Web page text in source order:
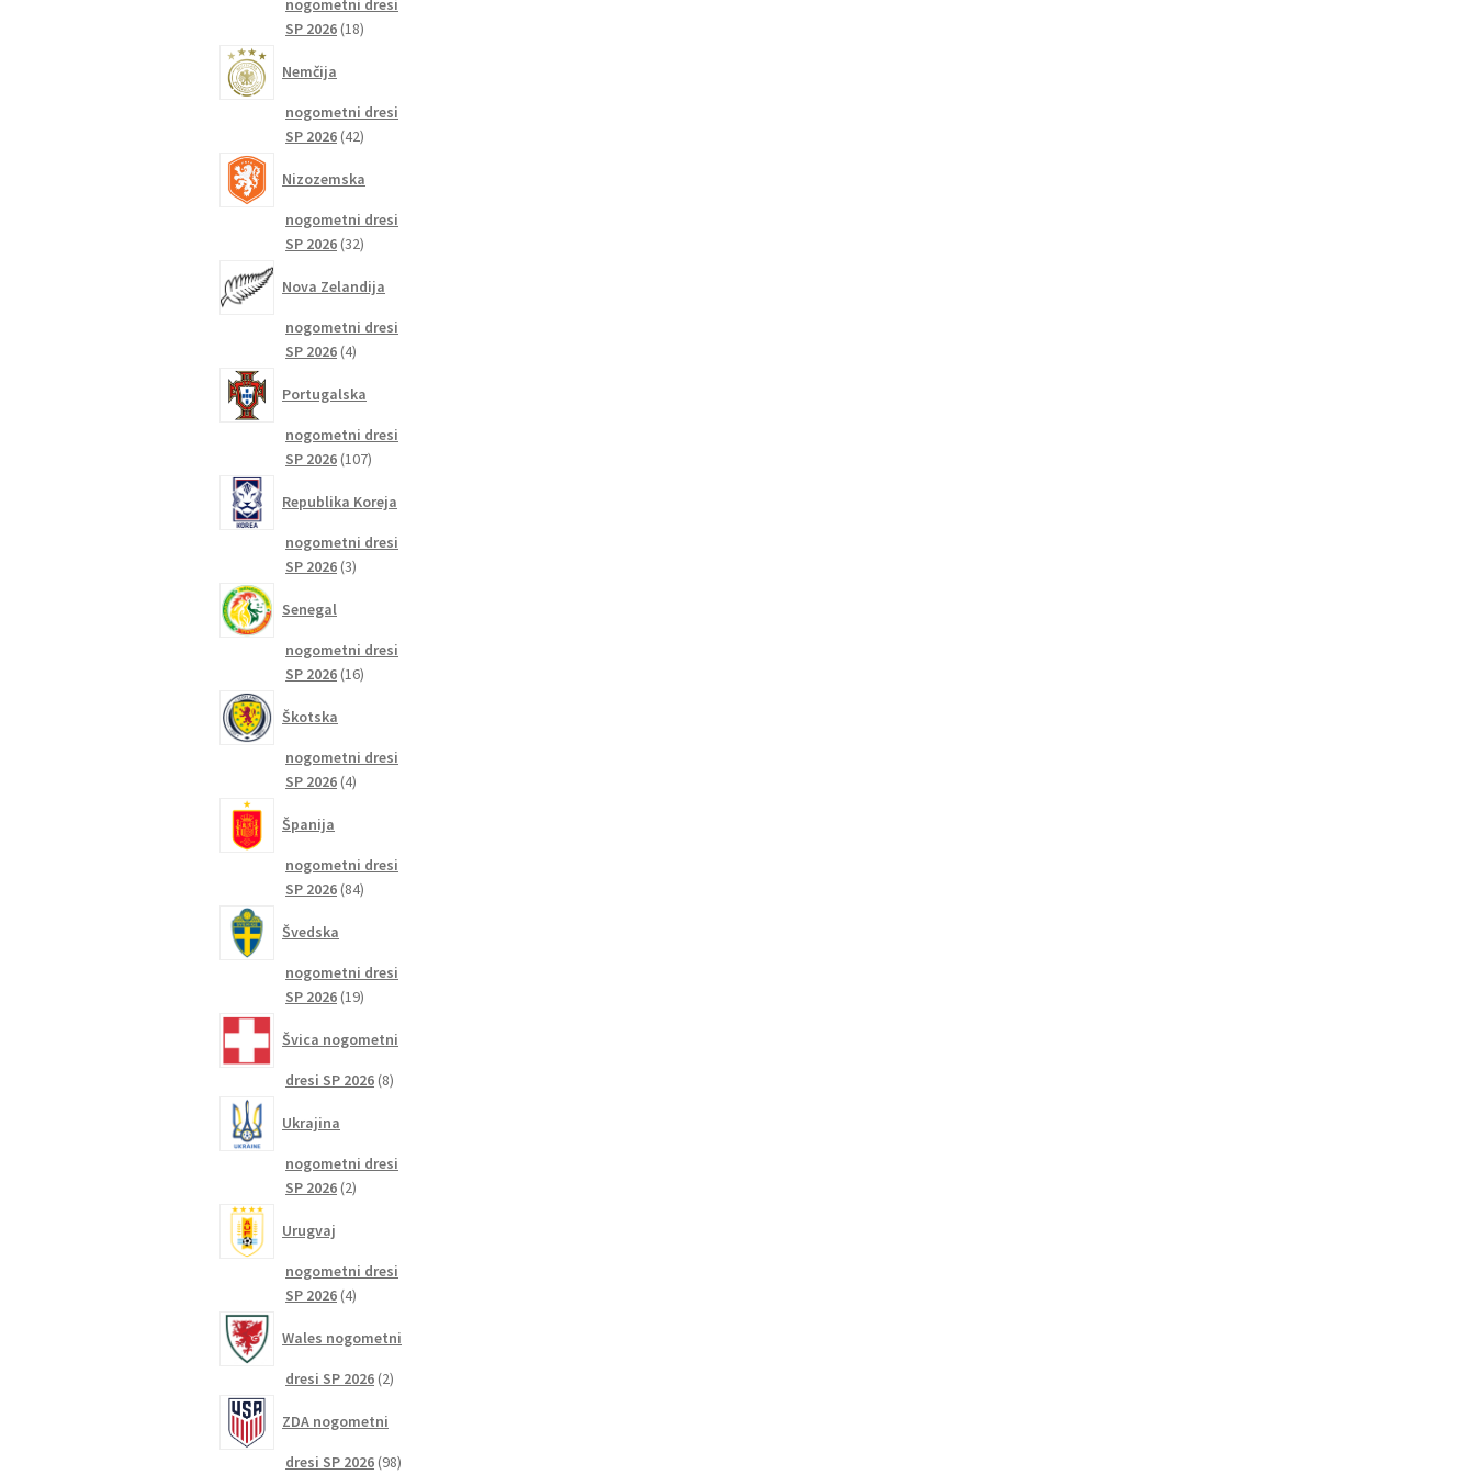
nogometni dresi
SP 2026 1818
Nemčija
nogometni dresi
SP 2026 4242
Nizozemska
nogometni dresi
SP 2026 3232
Nova Zelandija
nogometni dresi
SP 2026 44
Portugalska
nogometni dresi
SP 2026 107107
Republika Koreja
nogometni dresi
SP 2026 33
Senegal
nogometni dresi
SP 2026 1616
Škotska
nogometni dresi
SP 2026 44
Španija
nogometni dresi
SP 2026 8484
Švedska
nogometni dresi
SP 2026 1919
Švica nogometni
dresi SP 2026 88
Ukrajina
nogometni dresi
SP 2026 22
Urugvaj
nogometni dresi
SP 2026 44
Wales nogometni
dresi SP 2026 22
ZDA nogometni
dresi SP 2026 9898